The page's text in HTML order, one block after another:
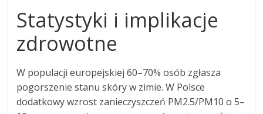
Statystyki i implikacje
zdrowotne
W populacji europejskiej 60–70% osób zgłasza
pogorszenie stanu skóry w zimie. W Polsce
dodatkowy wzrost zanieczyszczeń PM2.5/PM10 o 5–